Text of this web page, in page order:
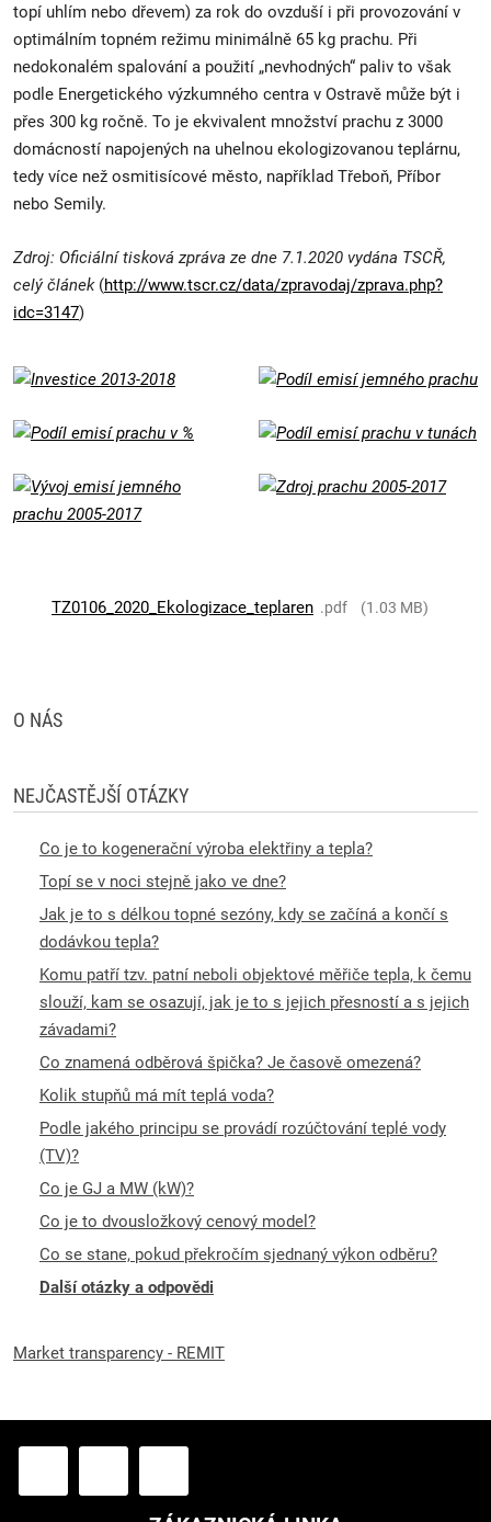
topí uhlím nebo dřevem) za rok do ovzduší i při provozování v
optimálním topném režimu minimálně 65 kg prachu. Při
nedokonalém spalování a použití „nevhodných“ paliv to však
podle Energetického výzkumného centra v Ostravě může být i
přes 300 kg ročně. To je ekvivalent množství prachu z 3000
domácností napojených na uhelnou ekologizovanou teplárnu,
tedy více než osmitisícové město, například Třeboň, Příbor
nebo Semily.
Zdroj: Oficiální tisková zpráva ze dne 7.1.2020 vydána TSCŘ,
celý článek(http://www.tscr.cz/data/zpravodaj/zprava.php?
idc=3147)
TZ0106_2020_Ekologizace_teplaren pdf 1.03 MB
O NÁS
NEJČASTĚJŠÍ OTÁZKY
Co je to kogenerační výroba elektřiny a tepla?
Topí se v noci stejně jako ve dne?
Jak je to s délkou topné sezóny, kdy se začíná a končí s
dodávkou tepla?
Komu patří tzv. patní neboli objektové měřiče tepla, k čemu
slouží, kam se osazují, jak je to s jejich přesností a s jejich
závadami?
Co znamená odběrová špička? Je časově omezená?
Kolik stupňů má mít teplá voda?
Podle jakého principu se provádí rozúčtování teplé vody
(TV)?
Co je GJ a MW (kW)?
Co je to dvousložkový cenový model?
Co se stane, pokud překročím sjednaný výkon odběru?
Další otázky a odpovědi
Market transparency - REMIT